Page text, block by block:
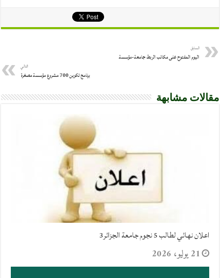
السابق
اليوم المفتوح على مكاتب الربط جامعة-مؤسسة
التالي
برنامج تكوين 700 مشروع مؤسسة مصغرة
مقالات مشابهة
اعلان نهائي لطالب 5 نجوم جامعة الجزائر3
21 يوليو، 2026